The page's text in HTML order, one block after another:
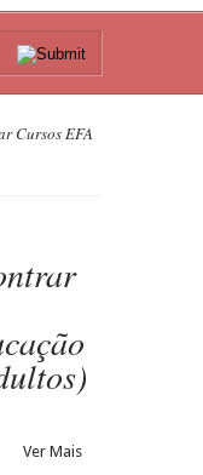
Cursos EFA
Ver Mais